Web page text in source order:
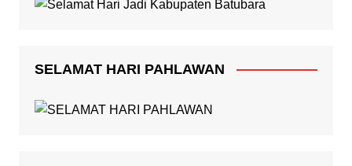
SELAMAT HARI PAHLAWAN